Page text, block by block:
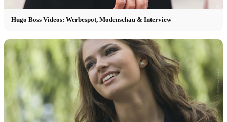
Hugo Boss Videos: Werbespot, Modenschau & Interview